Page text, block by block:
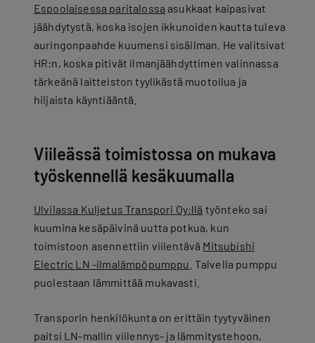
Espoolaisessa paritalossa asukkaat kaipasivat
jäähdytystä, koska isojen ikkunoiden kautta tuleva
auringonpaahde kuumensi sisäilman. He valitsivat
HR:n, koska pitivät ilmanjäähdyttimen valinnassa
tärkeänä laitteiston tyylikästä muotoilua ja
hiljaista käyntiääntä.
Viileässä toimistossa on mukava
työskennellä kesäkuumalla
Ulvilassa Kuljetus Transpori Oy:llä työnteko sai
kuumina kesäpäivinä uutta potkua, kun
toimistoon asennettiin viilentävä Mitsubishi
Electric LN -ilmalämpöpumppu . Talvella pumppu
puolestaan lämmittää mukavasti.
Transporin henkilökunta on erittäin tyytyväinen
paitsi LN-mallin viilennys- ja lämmitystehoon,